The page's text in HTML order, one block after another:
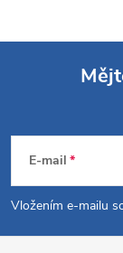
p
E-mail
Vložením e-mailu